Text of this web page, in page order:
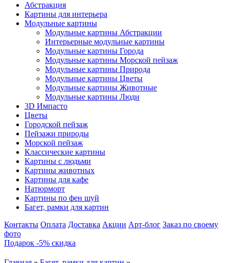
Абстракция
Картины для интерьера
Модульные картины
Модульные картины Абстракции
Интерьерные модульные картины
Модульные картины Города
Модульные картины Морской пейзаж
Модульные картины Природа
Модульные картины Цветы
Модульные картины Животные
Модульные картины Люди
3D Импасто
Цветы
Городской пейзаж
Пейзажи природы
Морской пейзаж
Классические картины
Картины с людьми
Картины животных
Картины для кафе
Натюрморт
Картины по фен шуй
Багет, рамки для картин
Контакты Оплата Доставка Акции Арт-блог Заказ по своему
фото
Подарок -5% скидка